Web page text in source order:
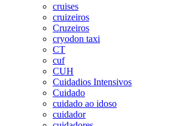
cruises
cruizeiros
Cruzeiros
cryodon taxi
CT
cuf
CUH
Cuidadios Intensivos
Cuidado
cuidado ao idoso
cuidador